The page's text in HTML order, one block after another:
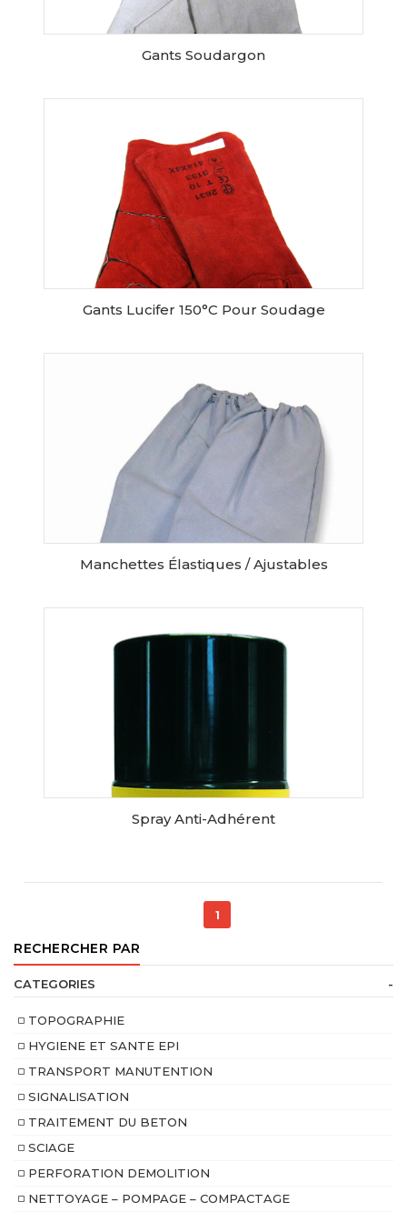
Gants Soudargon
Gants Lucifer 150°C Pour Soudage
Manchettes Élastiques / Ajustables
Spray Anti-Adhérent
1
RECHERCHER PAR
CATEGORIES -
TOPOGRAPHIE
HYGIENE ET SANTE EPI
TRANSPORT MANUTENTION
SIGNALISATION
TRAITEMENT DU BETON
SCIAGE
PERFORATION DEMOLITION
NETTOYAGE – POMPAGE – COMPACTAGE